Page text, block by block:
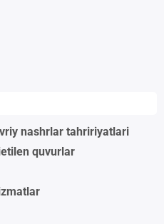
nashrlar tahririyatlari
quvurlar